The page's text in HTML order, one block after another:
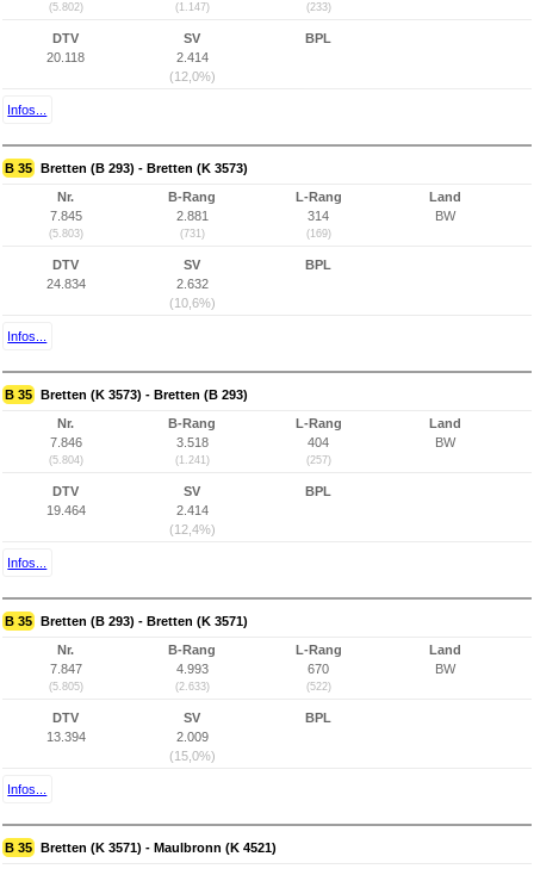
(5.802) (1.147) (233)
DTV
20.118
SV
2.414
(12,0%)
BPL
Infos...
B 35 Bretten (B 293) - Bretten (K 3573)
Nr.
7.845
(5.803)
B-Rang
2.881
(731)
L-Rang
314
(169)
Land
BW
DTV
24.834
SV
2.632
(10,6%)
BPL
Infos...
B 35 Bretten (K 3573) - Bretten (B 293)
Nr.
7.846
(5.804)
B-Rang
3.518
(1.241)
L-Rang
404
(257)
Land
BW
DTV
19.464
SV
2.414
(12,4%)
BPL
Infos...
B 35 Bretten (B 293) - Bretten (K 3571)
Nr.
7.847
(5.805)
B-Rang
4.993
(2.633)
L-Rang
670
(522)
Land
BW
DTV
13.394
SV
2.009
(15,0%)
BPL
Infos...
B 35 Bretten (K 3571) - Maulbronn (K 4521)